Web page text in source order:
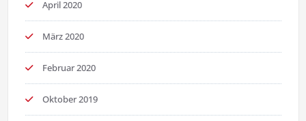
April 2020
März 2020
Februar 2020
Oktober 2019